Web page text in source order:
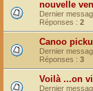
nouvelle
Dernier
Réponses : 2
Canoo
Dernier
Réponses : 3
Voilà ...on
Dernier